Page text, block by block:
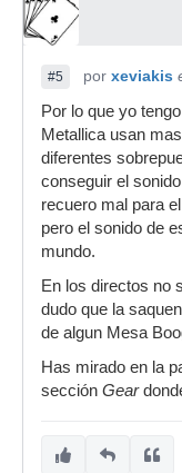
#5 por xeviakis
Por lo que yo
Metallica usan
diferentes
conseguir el
recuero mal para
pero el sonido de
mundo.
En los directos no
dudo que la
de algun Mesa
Has mirado en la
sección Gear